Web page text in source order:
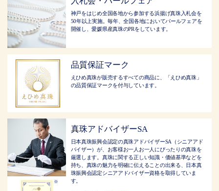
神戸をはじめ全国各地から参加する浜揚げ真珠入札会を
50年以上実施。毎年、全国各地においてパールフェアを
開催し、愛媛県産真珠のPRをしています。
品質保証マーク
えひめ真珠が販売するすべての商品に、「えひめ真珠」
の品質保証マークを付与しています。
真珠アドバイザーSA
日本真珠振興会認定の真珠アドバイザーSA（シニアアド
バイザー）が、お客様お一人お一人にぴったりの真珠を
厳選します。真珠に関する正しい知識・価値基準などを
持ち、真珠の魅力を明確に伝えることの出来る、日本真
珠振興会認定シニアアドバイザー資格を取得していま
す。